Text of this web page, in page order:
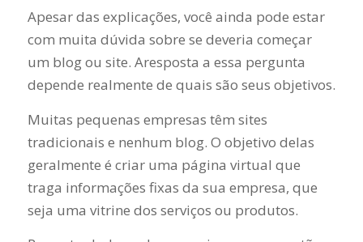
Apesar das explicações, você ainda pode estar
com muita dúvida sobre se deveria começar
um blog ou site. Aresposta a essa pergunta
depende realmente de quais são seus objetivos.
Muitas pequenas empresas têm sites
tradicionais e nenhum blog. O objetivo delas
geralmente é criar uma página virtual que
traga informações fixas da sua empresa, que
seja uma vitrine dos serviços ou produtos.